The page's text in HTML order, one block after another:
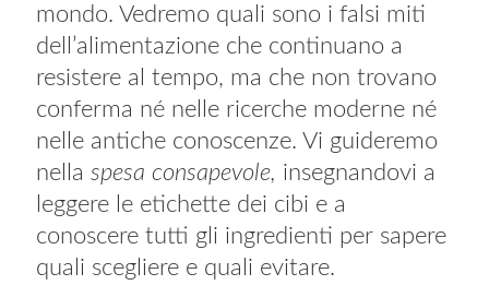
mondo. Vedremo quali sono i falsi miti
dell’alimentazione che continuano a
resistere al tempo, ma che non trovano
conferma né nelle ricerche moderne né
nelle antiche conoscenze. Vi guideremo
nella spesa consapevole, insegnandovi a
leggere le etichette dei cibi e a
conoscere tutti gli ingredienti per sapere
quali scegliere e quali evitare.